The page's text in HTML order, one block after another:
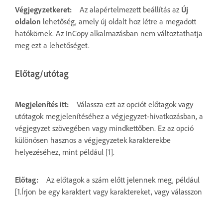
Végjegyzetkeret: Az alapértelmezett beállítás az Új
oldalon lehetőség, amely új oldalt hoz létre a megadott
hatókörnek. Az InCopy alkalmazásban nem változtathatja
meg ezt a lehetőséget.
Előtag/utótag
Megjelenítés itt:
Válassza ezt az opciót előtagok vagy
utótagok megjelenítéséhez a végjegyzet-hivatkozásban, a
végjegyzet szövegében vagy mindkettőben. Ez az opció
különösen hasznos a végjegyzetek karakterekbe
helyezéséhez, mint például [1].
Előtag:
Az előtagok a szám előtt jelennek meg, például
[1.Írjon be egy karaktert vagy karaktereket, vagy válasszon